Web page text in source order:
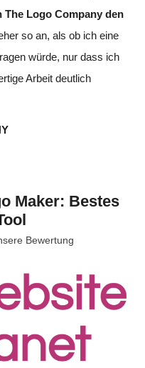
Logo Company den
so an, als ob ich eine
würde, nur dass ich
Arbeit deutlich
Maker: Bestes
Bewertung